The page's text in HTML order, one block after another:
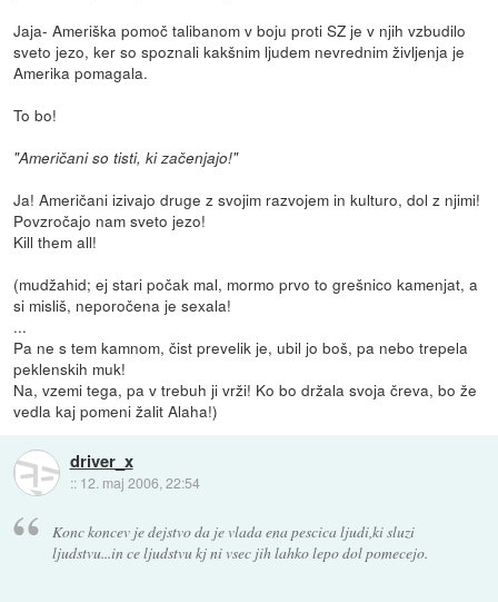
Jaja- Ameriška pomoč talibanom v boju proti SZ je v njih vzbudilo
sveto jezo, ker so spoznali kakšnim ljudem nevrednim življenja je
Amerika pomagala.
To bo!
"Američani so tisti, ki začenjajo!"
Ja! Američani izivajo druge z svojim razvojem in kulturo, dol z njimi!
Povzročajo nam sveto jezo!
Kill them all!
(mudžahid; ej stari počak mal, mormo prvo to grešnico kamenjat, a
si misliš, neporočena je sexala!
...
Pa ne s tem kamnom, čist prevelik je, ubil jo boš, pa nebo trepela
peklenskih muk!
Na, vzemi tega, pa v trebuh ji vrži! Ko bo držala svoja čreva, bo že
vedla kaj pomeni žalit Alaha!)
driver_x
:: 12. maj 2006, 22:54
Konc koncev je dejstvo da je vlada ena pescica ljudi,ki sluzi
ljudstvu...in ce ljudstvu kj ni vsec jih lahko lepo dol pomecejo.